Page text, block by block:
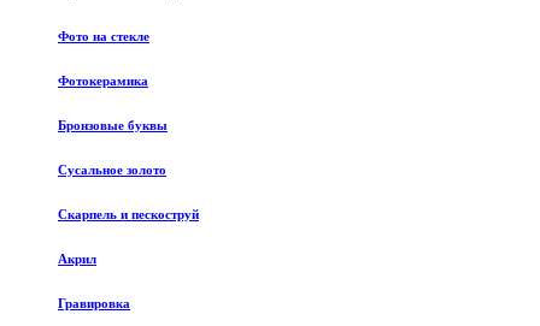
Фото на стекле
Фотокерамика
Бронзовые буквы
Сусальное золото
Скарпель и пескоструй
Акрил
Гравировка